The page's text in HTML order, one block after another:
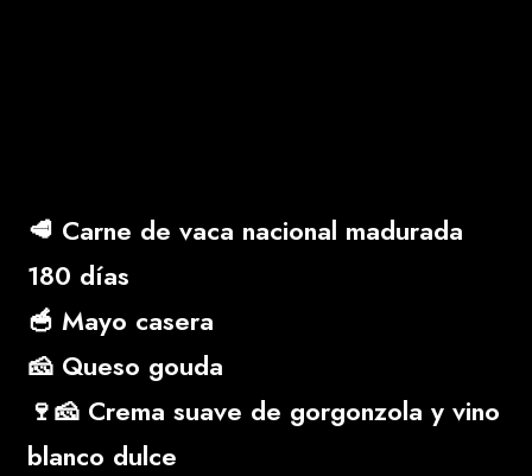
🥩 Carne de vaca nacional madurada
180 días
🥣 Mayo casera
🧀 Queso gouda
🍷🧀 Crema suave de gorgonzola y vino
blanco dulce